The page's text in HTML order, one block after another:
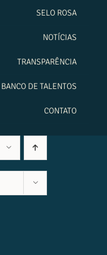
SELO ROSA
NOTÍCIAS
TRANSPARÊNCIA
BANCO DE TALENTOS
CONTATO